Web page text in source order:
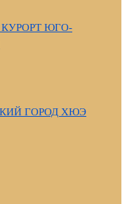
ЮГО-
ГОРОД ХЮЭ